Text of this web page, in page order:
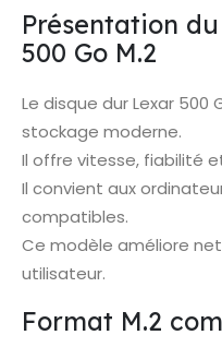
Présentation
500 Go M.2
Le disque dur Lexar 500
stockage moderne.
Il offre vitesse, fiabilité
Il convient aux
compatibles.
Ce modèle améliore
utilisateur.
Format M.2